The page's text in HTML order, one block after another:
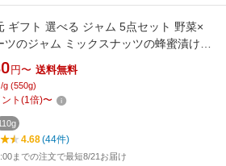
ギフト 選べる ジャム 5点セット 野菜×
ツのジャム ミックスナッツの蜂蜜漬け
トッピングミックスナッツ 送料無料
円〜 送料無料
g (550g)
ト (1倍)〜
4.68(44件)
までの注文で最短8/21お届け